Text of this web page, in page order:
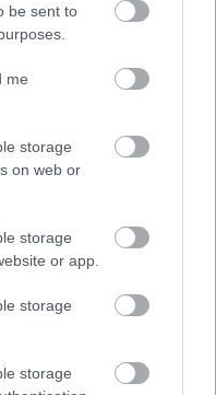
be sent to
me
storage
on web or
storage
or app.
storage
storage
régóta nem teljesen
ÜberGaming nevű
ba utazott, majd rövid
szerezzen a Grand
nem lett nagy
viszont igen. A történet
kezdett terjedni,
épületébe, ahol a GTA